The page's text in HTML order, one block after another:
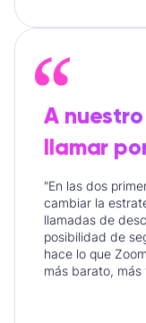
A
llamar
"En las dos
cambiar la
llamadas de
posibilidad de
hace lo que
más barato,